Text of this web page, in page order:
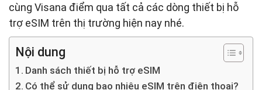
cùng Visana điểm qua tất cả các dòng thiết bị hỗ
trợ eSIM trên thị trường hiện nay nhé.
Nội dung
Danh sách thiết bị hỗ trợ eSIM
Có thể sử dụng bao nhiêu eSIM trên điện thoại?